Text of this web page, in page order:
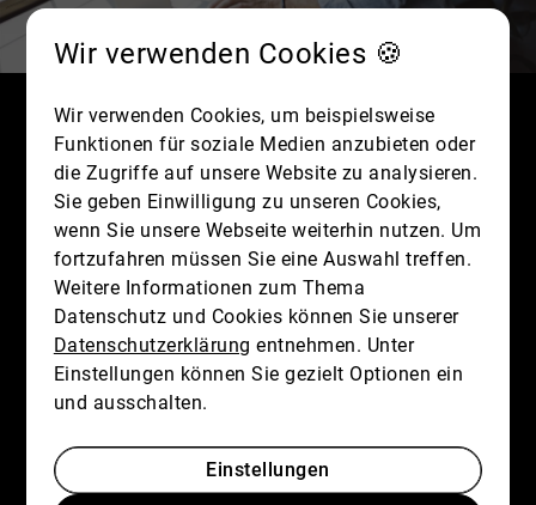
Vorname*
Nachname *
E-Mail*
Telefon
Nachricht
Wir verwenden Cookies 🍪
Wir verwenden Cookies, um beispielsweise
Funktionen für soziale Medien anzubieten oder
die Zugriffe auf unsere Website zu analysieren.
Sie geben Einwilligung zu unseren Cookies,
wenn Sie unsere Webseite weiterhin nutzen. Um
fortzufahren müssen Sie eine Auswahl treffen.
Weitere Informationen zum Thema
Datenschutz und Cookies können Sie unserer
Datenschutzerklärung entnehmen. Unter
Einstellungen können Sie gezielt Optionen ein
und ausschalten.
Einstellungen